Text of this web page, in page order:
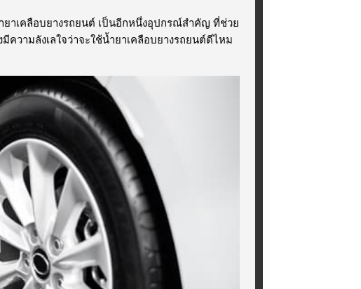
ยาเคลือบยางรถยนต์ เป็นอีกหนึ่งอุปกรณ์สำคัญ ที่ช่วย
ความลังเลใจว่าจะใช้น้ำยาเคลือบยางรถยนต์ดีไหม